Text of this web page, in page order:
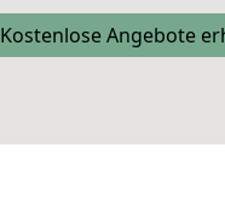
Kostenlose Angebote